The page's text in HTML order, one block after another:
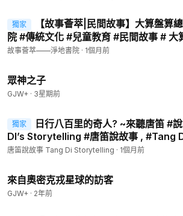
訂閱分享【唐笛說故事】
Youtube https://reurl.cc/7rXY3d
版權所有
病毒
#希望之聲,#大紀元時報,#中華傳統文
穌受難劇
http://big5.zhengjian.org/node/108997
獨家
【故事薈萃|民間故事】大算盤算
院 #傳統文化 #兒童教育 #民間故事 # 大
故事薈萃——淨地書院 · 1個月前
眾神之子
GJW+ · 3星期前
獨家
日行八百里的奇人? ~來聽唐笛 #
DI’s Storytelling #唐笛說故事 , #Tang DI’s
Storytelling ,#生活, #教育 , #傳統 ,#文
唐笛說故事 Tang Di Storytelling · 1個月前
來自奧密克戎星球的訪客
GJW+ · 2年前